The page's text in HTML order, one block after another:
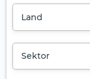
Land
Sektor